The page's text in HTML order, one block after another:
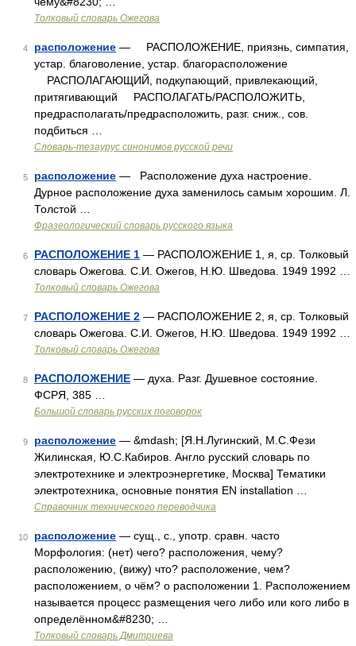
Толковый словарь Ожегова
4 расположение — РАСПОЛОЖЕНИЕ, приязнь, симпатия,
устар. благоволение, устар. благорасположение
РАСПОЛАГАЮЩИЙ, подкупающий, привлекающий,
притягивающий РАСПОЛАГАТЬ/РАСПОЛОЖИТЬ,
предрасполагать/предрасположить, разг. сниж., сов.
подбиться …
Словарь-тезаурус синонимов русской речи
5 расположение — Расположение духа настроение.
Дурное расположение духа заменилось самым хорошим. Л.
Толстой …
Фразеологический словарь русского языка
6 РАСПОЛОЖЕНИЕ 1 — РАСПОЛОЖЕНИЕ 1, я, ср. Толковый
словарь Ожегова. С.И. Ожегов, Н.Ю. Шведова. 1949 1992 …
Толковый словарь Ожегова
7 РАСПОЛОЖЕНИЕ 2 — РАСПОЛОЖЕНИЕ 2, я, ср. Толковый
словарь Ожегова. С.И. Ожегов, Н.Ю. Шведова. 1949 1992 …
Толковый словарь Ожегова
8 РАСПОЛОЖЕНИЕ — духа. Разг. Душевное состояние.
ФСРЯ, 385 …
Большой словарь русских поговорок
9 расположение — &mdash; [Я.Н.Лугинский, М.С.Фези
Жилинская, Ю.С.Кабиров. Англо русский словарь по
электротехнике и электроэнергетике, Москва] Тематики
электротехника, основные понятия EN installation …
Справочник технического переводчика
10 расположение — сущ., с., употр. сравн. часто
Морфология: (нет) чего? расположения, чему?
расположению, (вижу) что? расположение, чем?
расположением, о чём? о расположении 1. Расположением
называется процесс размещения чего либо или кого либо в
определённом&#8230; …
Толковый словарь Дмитриева